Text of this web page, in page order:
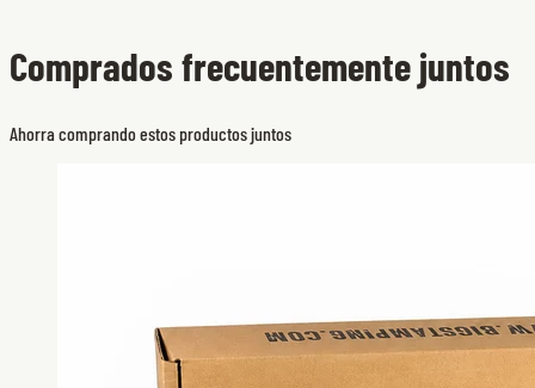
Comprados frecuentemente juntos
Ahorra comprando estos productos juntos